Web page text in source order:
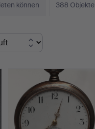
können
388 Objekte